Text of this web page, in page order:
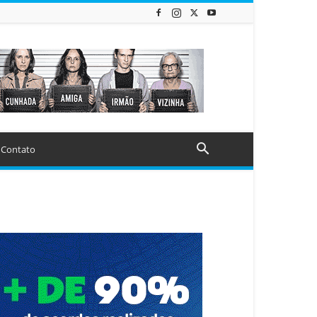
Contato